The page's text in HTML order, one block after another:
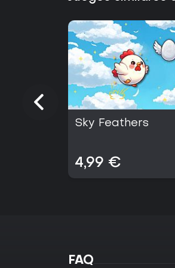
Sky Feathers
4,99 €
FAQ